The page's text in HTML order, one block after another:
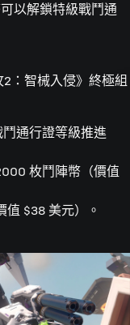
以解鎖特級戰鬥通
：智械入侵》終極組
通行證等級推進
枚鬥陣幣（價值
$38 美元）。